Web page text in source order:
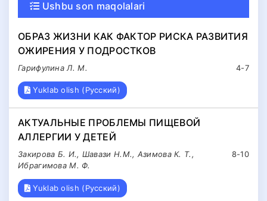
Ushbu son maqolalari
ОБРАЗ ЖИЗНИ КАК ФАКТОР РИСКА РАЗВИТИЯ
ОЖИРЕНИЯ У ПОДРОСТКОВ
4-7
Гарифулина Л. М.
Yuklab olish (Русский)
АКТУАЛЬНЫЕ ПРОБЛЕМЫ ПИЩЕВОЙ
АЛЛЕРГИИ У ДЕТЕЙ
8-10
Закирова Б. И., Шавази Н.М., Азимова К. Т.,
Ибрагимова М. Ф.
Yuklab olish (Русский)